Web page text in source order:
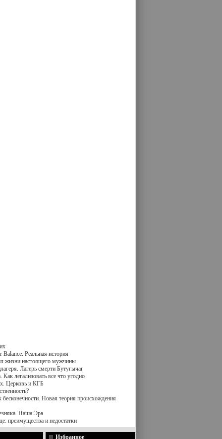
Balance. Реальная история
жизни настоящего мужчины
Лагерь смерти Бутугычаг
легализовать все что угодно
Церковь и КГБ
бесконечности. Новая теория происхождения
Наша Эра
преимущества и недостатки
Избранное